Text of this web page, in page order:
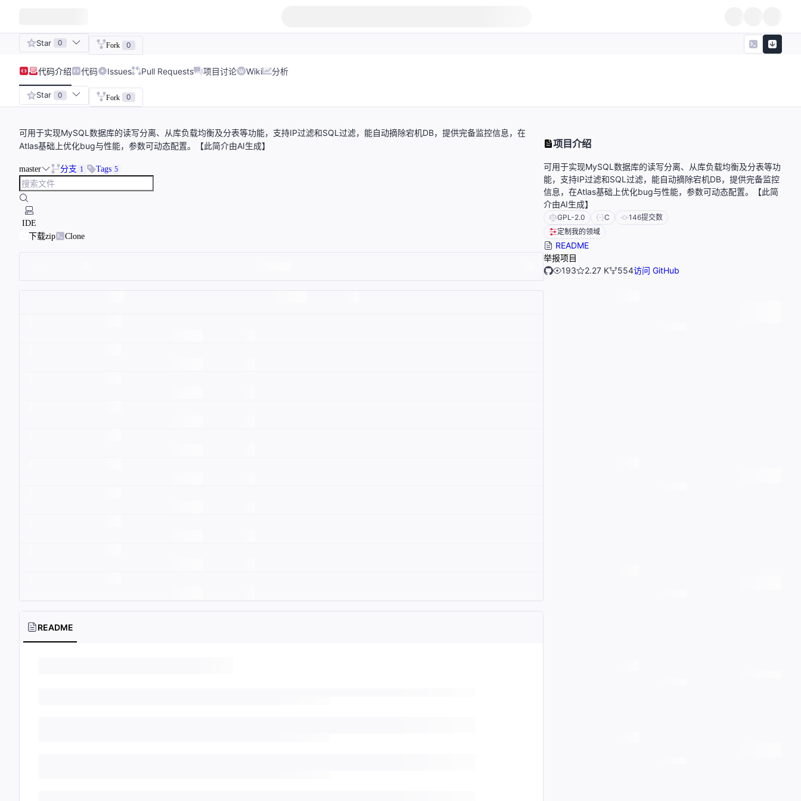
Star 0 Fork 0
代码介绍 代码 Issues Pull Requests 项目讨论 Wiki 分析
Star 0 Fork 0
可用于实现MySQL数据库的读写分离、从库负载均衡及分表等功能，支持IP过滤和SQL过滤，能自动摘除宕机DB，提供完备监控信息，在
Atlas基础上优化bug与性能，参数可动态配置。【此简介由AI生成】
master 分支 1 Tags 5
IDE
下载zip
Clone
README
项目介绍
可用于实现MySQL数据库的读写分离、从库负载均衡及分表等功
能，支持IP过滤和SQL过滤，能自动摘除宕机DB，提供完备监控
信息，在Atlas基础上优化bug与性能，参数可动态配置。【此简
介由AI生成】
GPL-2.0 C 146提交数
定制我的领域
README
举报项目
193
2.27 K 554访问 GitHub